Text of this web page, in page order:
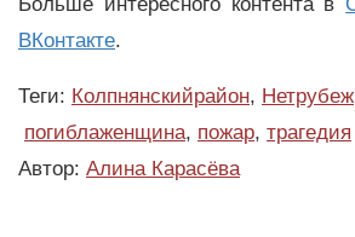
ВКонтакте.
Теги: Колпнянскийрайон, Нетрубеж
погиблаженщина, пожар, трагедия
Автор: Алина Карасёва